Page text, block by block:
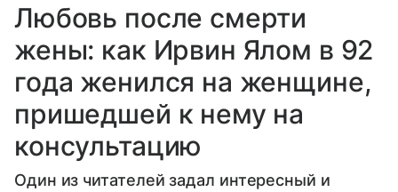
Любовь после смерти
жены: как Ирвин Ялом в 92
года женился на женщине,
пришедшей к нему на
консультацию
Один из читателей задал интересный и